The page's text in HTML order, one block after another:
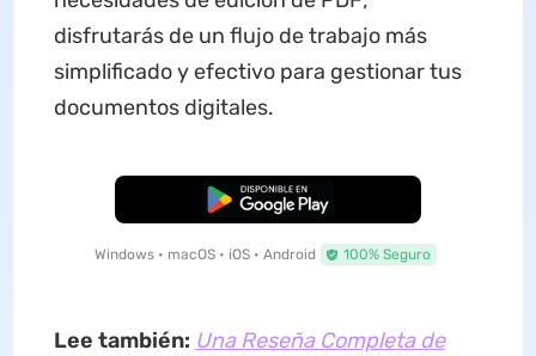
disfrutarás de un flujo de trabajo más
simplificado y efectivo para gestionar tus
documentos digitales.
Descarga Gratuita
Windows • macOS • iOS • Android 100% Seguro
Lee también: Una Reseña Completa de